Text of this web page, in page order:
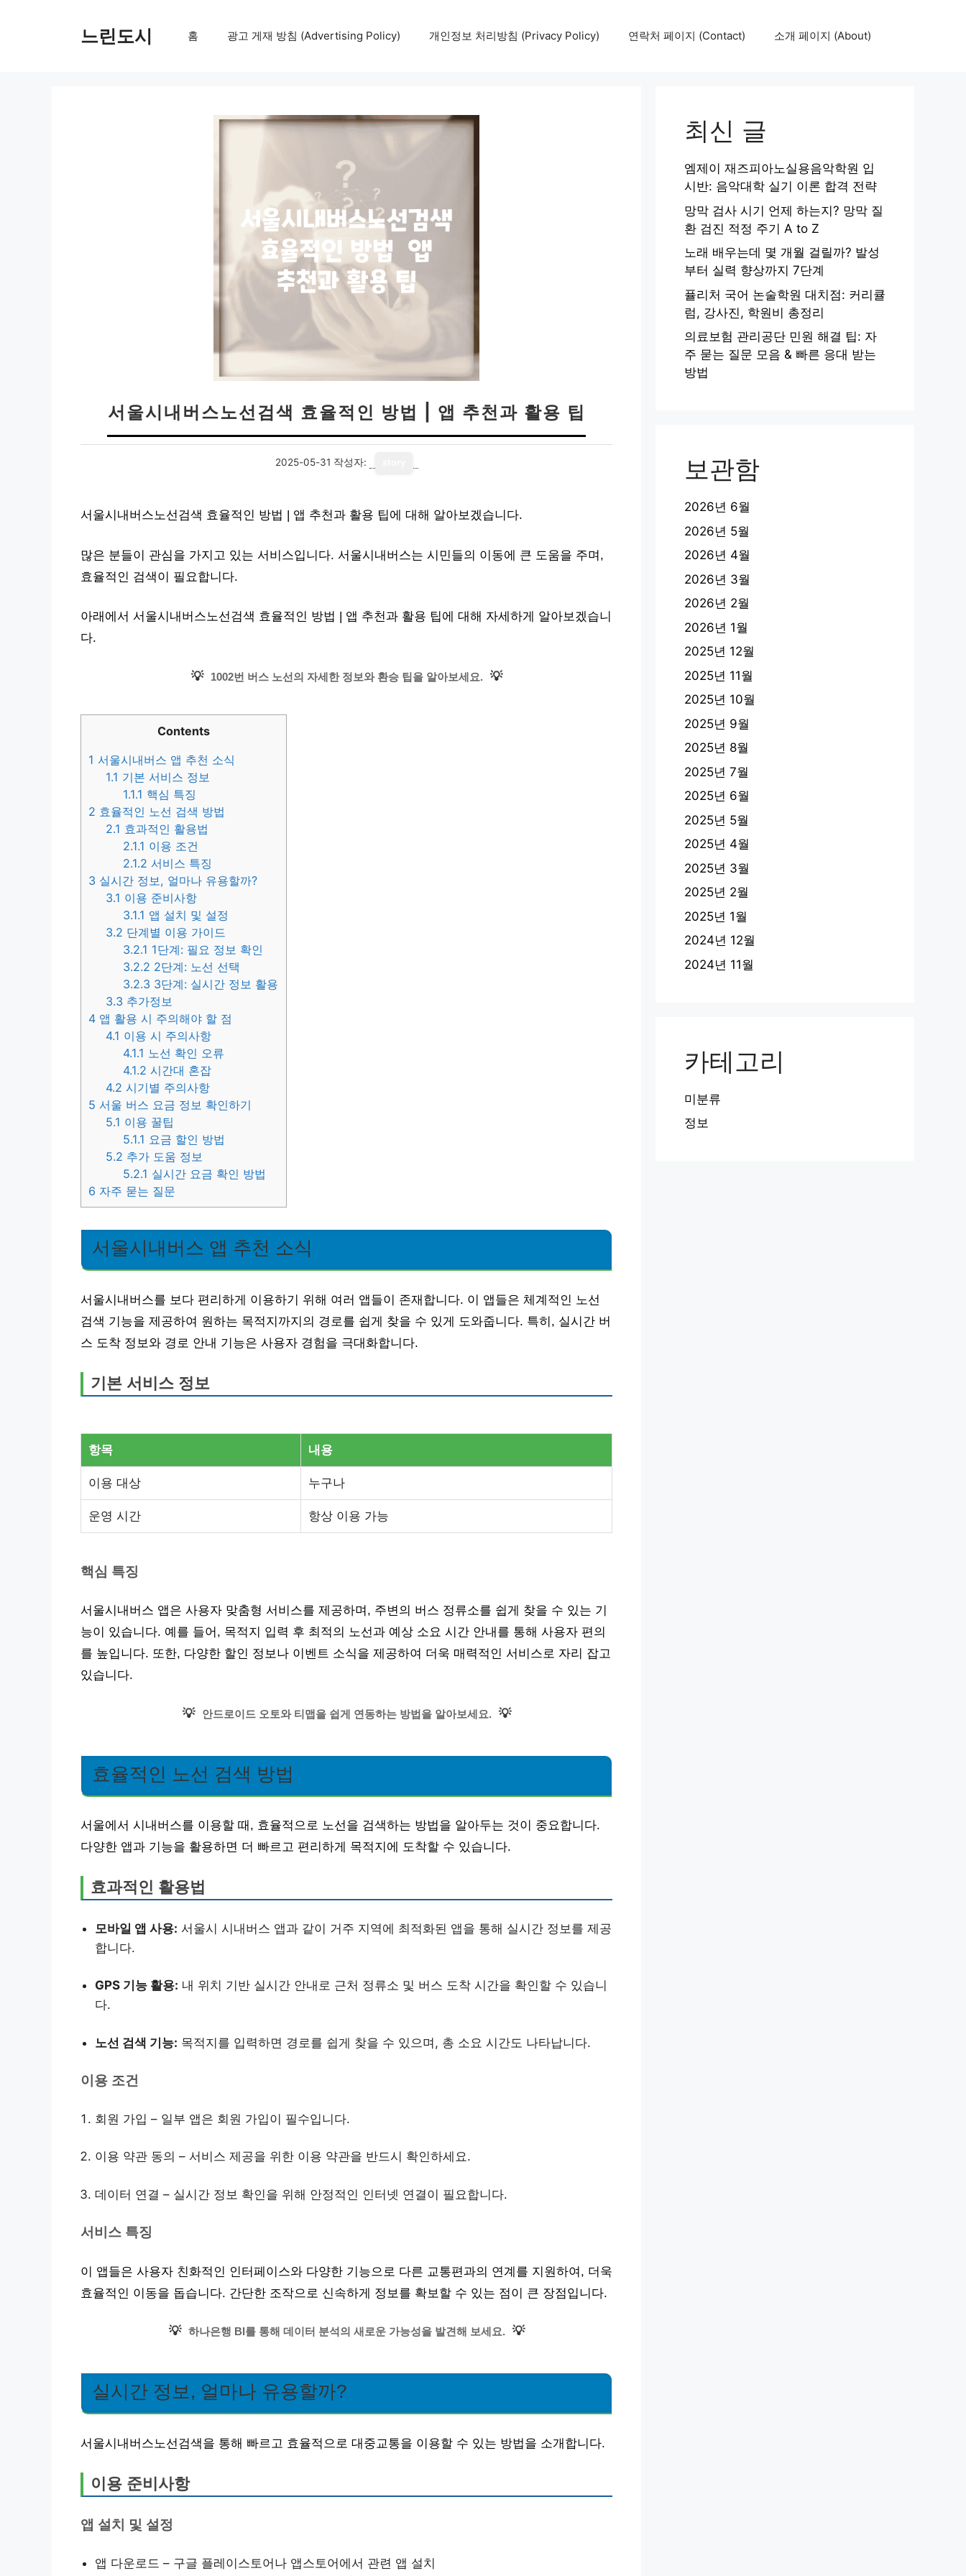
느린도시 홈 광고 게재 방침 (Advertising Policy) 개인정보 처리방침 (Privacy Policy) 연락처 페이지 (Contact) 소개 페이지 (About)
서울시내버스노선검색 효율적인 방법 | 앱 추천과 활용 팁
2025-05-31 작성자:
서울시내버스노선검색 효율적인 방법 | 앱 추천과 활용 팁에 대해 알아보겠습니다.
많은 분들이 관심을 가지고 있는 서비스입니다. 서울시내버스는 시민들의 이동에 큰 도움을 주며,
효율적인 검색이 필요합니다.
아래에서 서울시내버스노선검색 효율적인 방법 | 앱 추천과 활용 팁에 대해 자세하게 알아보겠습니
다.
💡 1002번 버스 노선의 자세한 정보와 환승 팁을 알아보세요. 💡
Contents
1 서울시내버스 앱 추천 소식
1.1 기본 서비스 정보
1.1.1 핵심 특징
2 효율적인 노선 검색 방법
2.1 효과적인 활용법
2.1.1 이용 조건
2.1.2 서비스 특징
3 실시간 정보, 얼마나 유용할까?
3.1 이용 준비사항
3.1.1 앱 설치 및 설정
3.2 단계별 이용 가이드
3.2.1 1단계: 필요 정보 확인
3.2.2 2단계: 노선 선택
3.2.3 3단계: 실시간 정보 활용
3.3 추가정보
4 앱 활용 시 주의해야 할 점
4.1 이용 시 주의사항
4.1.1 노선 확인 오류
4.1.2 시간대 혼잡
4.2 시기별 주의사항
5 서울 버스 요금 정보 확인하기
5.1 이용 꿀팁
5.1.1 요금 할인 방법
5.2 추가 도움 정보
5.2.1 실시간 요금 확인 방법
6 자주 묻는 질문
서울시내버스 앱 추천 소식
서울시내버스를 보다 편리하게 이용하기 위해 여러 앱들이 존재합니다. 이 앱들은 체계적인 노선
검색 기능을 제공하여 원하는 목적지까지의 경로를 쉽게 찾을 수 있게 도와줍니다. 특히, 실시간 버
스 도착 정보와 경로 안내 기능은 사용자 경험을 극대화합니다.
기본 서비스 정보
항목 내용
이용 대상 누구나
운영 시간 항상 이용 가능
핵심 특징
서울시내버스 앱은 사용자 맞춤형 서비스를 제공하며, 주변의 버스 정류소를 쉽게 찾을 수 있는 기
능이 있습니다. 예를 들어, 목적지 입력 후 최적의 노선과 예상 소요 시간 안내를 통해 사용자 편의
를 높입니다. 또한, 다양한 할인 정보나 이벤트 소식을 제공하여 더욱 매력적인 서비스로 자리 잡고
있습니다.
💡 안드로이드 오토와 티맵을 쉽게 연동하는 방법을 알아보세요. 💡
효율적인 노선 검색 방법
서울에서 시내버스를 이용할 때, 효율적으로 노선을 검색하는 방법을 알아두는 것이 중요합니다.
다양한 앱과 기능을 활용하면 더 빠르고 편리하게 목적지에 도착할 수 있습니다.
효과적인 활용법
모바일 앱 사용: 서울시 시내버스 앱과 같이 거주 지역에 최적화된 앱을 통해 실시간 정보를 제공
합니다.
GPS 기능 활용: 내 위치 기반 실시간 안내로 근처 정류소 및 버스 도착 시간을 확인할 수 있습니
다.
노선 검색 기능: 목적지를 입력하면 경로를 쉽게 찾을 수 있으며, 총 소요 시간도 나타납니다.
이용 조건
회원 가입 – 일부 앱은 회원 가입이 필수입니다.
이용 약관 동의 – 서비스 제공을 위한 이용 약관을 반드시 확인하세요.
데이터 연결 – 실시간 정보 확인을 위해 안정적인 인터넷 연결이 필요합니다.
서비스 특징
이 앱들은 사용자 친화적인 인터페이스와 다양한 기능으로 다른 교통편과의 연계를 지원하여, 더욱
효율적인 이동을 돕습니다. 간단한 조작으로 신속하게 정보를 확보할 수 있는 점이 큰 장점입니다.
💡 하나은행 BI를 통해 데이터 분석의 새로운 가능성을 발견해 보세요. 💡
실시간 정보, 얼마나 유용할까?
서울시내버스노선검색을 통해 빠르고 효율적으로 대중교통을 이용할 수 있는 방법을 소개합니다.
이용 준비사항
앱 설치 및 설정
앱 다운로드 – 구글 플레이스토어나 앱스토어에서 관련 앱 설치
최신 글
엠제이 재즈피아노실용음악학원 입
시반: 음악대학 실기 이론 합격 전략
망막 검사 시기 언제 하는지? 망막 질
환 검진 적정 주기 A to Z
노래 배우는데 몇 개월 걸릴까? 발성
부터 실력 향상까지 7단계
퓰리처 국어 논술학원 대치점: 커리큘
럼, 강사진, 학원비 총정리
의료보험 관리공단 민원 해결 팁: 자
주 묻는 질문 모음 & 빠른 응대 받는
방법
보관함
2026년 6월
2026년 5월
2026년 4월
2026년 3월
2026년 2월
2026년 1월
2025년 12월
2025년 11월
2025년 10월
2025년 9월
2025년 8월
2025년 7월
2025년 6월
2025년 5월
2025년 4월
2025년 3월
2025년 2월
2025년 1월
2024년 12월
2024년 11월
카테고리
미분류
정보